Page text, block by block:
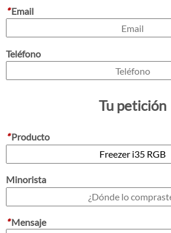
*Email
Teléfono
Tu petición
*Producto
Minorista
*Mensaje